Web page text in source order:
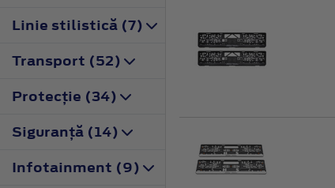
Linie stilistică (7)
Transport (52)
Protecţie (34)
Siguranţă (14)
Infotainment (9)